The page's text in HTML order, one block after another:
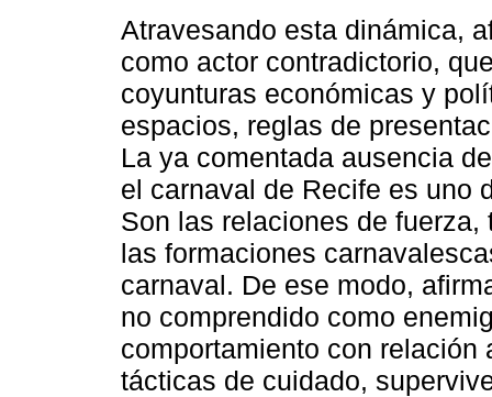
Atravesando esta dinámica,
como actor contradictorio,
coyunturas económicas y
espacios, reglas de
La ya comentada ausencia
el carnaval de Recife es uno
Son las relaciones de
las formaciones
carnaval. De ese modo,
no comprendido como
comportamiento con relación
tácticas de cuidado,